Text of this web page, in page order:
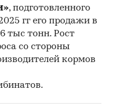
, подготовленного
гг его продажи в
тыс тонн. Рост
со стороны
кормов